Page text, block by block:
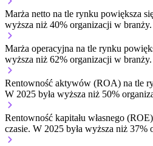
Marża netto na tle rynku powiększa
wyższa niż 40% organizacji w branży.
Marża operacyjna na tle rynku
wyższa niż 62% organizacji w branży.
Rentowność aktywów (ROA) na tle
W 2025 była wyższa niż 50%
Rentowność kapitału własnego
czasie. W 2025 była wyższa niż 37%